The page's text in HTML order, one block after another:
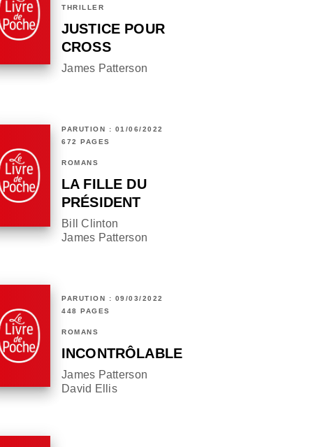
THRILLER
JUSTICE POUR
CROSS
James Patterson
PARUTION : 01/06/2022
672 PAGES
ROMANS
LA FILLE DU
PRÉSIDENT
Bill Clinton
James Patterson
PARUTION : 09/03/2022
448 PAGES
ROMANS
INCONTRÔLABLE
James Patterson
David Ellis